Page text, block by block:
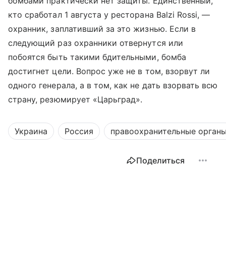
кто сработал 1 августа у ресторана Balzi Rossi, —
охранник, заплативший за это жизнью. Если в
следующий раз охранники отвернутся или
побоятся быть такими бдительными, бомба
достигнет цели. Вопрос уже не в том, взорвут ли
одного генерала, а в том, как не дать взорвать всю
страну, резюмирует «Царьград».
Украина Россия правоохранительные
Поделиться